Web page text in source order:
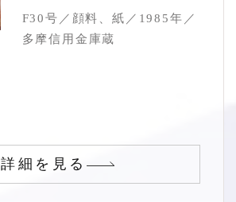
F30号／顔料、紙／1985年／
多摩信用金庫蔵
詳細を見る